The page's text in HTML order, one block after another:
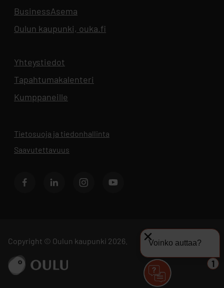
BusinessAsema
Oulun kaupunki, ouka.fi
Yhteystiedot
Tapahtumakalenteri
Kumppaneille
Tietosuoja ja tiedonhallinta
Saavutettavuus
FacebookLinkedIn InstagramYoutube
Copyright © Oulun kaupunki 2026.
Siirry sivustolle ouka.fi
Voinko auttaa?
1